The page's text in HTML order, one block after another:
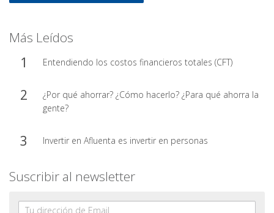
Más Leídos
Entendiendo los costos financieros totales (CFT)
¿Por qué ahorrar? ¿Cómo hacerlo? ¿Para qué ahorra la
gente?
Invertir en Afluenta es invertir en personas
Suscribir al newsletter